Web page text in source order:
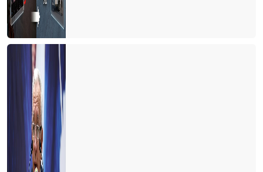
Usulca turistin yanına sokuldum
Dünya kenti Antalya böyle mi olmalıydı?
Ne devletler ne de işletmeler bilmiyor?
Bu gidişle yaz turizmi de tehlikede
Turizm sezonunun açılışı papatya falına döndü
Turizm iyi mi olacak? Kötü mü olacak? Gerçek nedir?
CEVABI OLMAYAN SORU
2021 yılı umutların gerçekleştiği bir yıl olsun